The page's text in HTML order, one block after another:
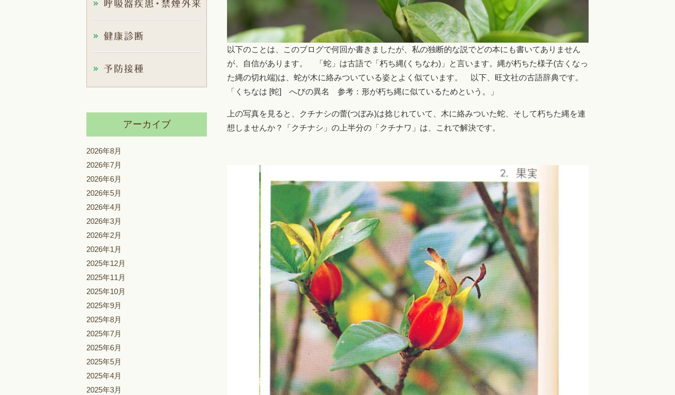
以下のことは、このブログで何回か書きましたが、私の独断的な説でどの本にも書いてありません
が、自信があります。 「蛇」は古語で「朽ち縄(くちなわ)」と言います。縄が朽ちた様子(古くなっ
た縄の切れ端)は、蛇が木に絡みついている姿とよく似ています。 以下、旺文社の古語辞典です。
「くちなは [蛇] へびの異名 参考：形が朽ち縄に似ているためという。」
上の写真を見ると、クチナシの蕾(つぼみ)は捻じれていて、木に絡みついた蛇、そして朽ちた縄を連
想しませんか？「クチナシ」の上半分の「クチナワ」は、これで解決です。
アーカイブ
2026年8月
2026年7月
2026年6月
2026年5月
2026年4月
2026年3月
2026年2月
2026年1月
2025年12月
2025年11月
2025年10月
2025年9月
2025年8月
2025年7月
2025年6月
2025年5月
2025年4月
2025年3月